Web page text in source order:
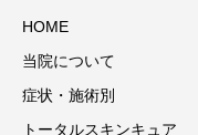
HOME
当院について
症状・施術別
トータルスキンキュア